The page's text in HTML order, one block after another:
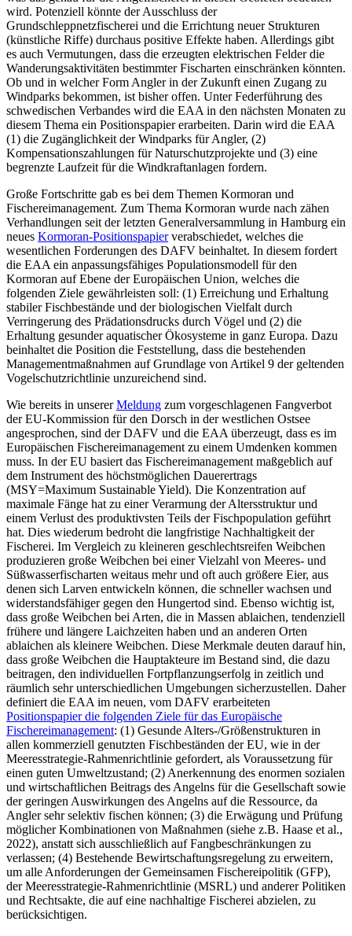
wird. Potenziell könnte der Ausschluss der
Grundschleppnetzfischerei und die Errichtung neuer Strukturen
(künstliche Riffe) durchaus positive Effekte haben. Allerdings gibt
es auch Vermutungen, dass die erzeugten elektrischen Felder die
Wanderungsaktivitäten bestimmter Fischarten einschränken könnten.
Ob und in welcher Form Angler in der Zukunft einen Zugang zu
Windparks bekommen, ist bisher offen. Unter Federführung des
schwedischen Verbandes wird die EAA in den nächsten Monaten zu
diesem Thema ein Positionspapier erarbeiten. Darin wird die EAA
(1) die Zugänglichkeit der Windparks für Angler, (2)
Kompensationszahlungen für Naturschutzprojekte und (3) eine
begrenzte Laufzeit für die Windkraftanlagen fordern.
Große Fortschritte gab es bei dem Themen Kormoran und
Fischereimanagement. Zum Thema Kormoran wurde nach zähen
Verhandlungen seit der letzten Generalversammlung in Hamburg ein
neues Kormoran-Positionspapierverabschiedet, welches die
wesentlichen Forderungen des DAFV beinhaltet. In diesem fordert
die EAA ein anpassungsfähiges Populationsmodell für den
Kormoran auf Ebene der Europäischen Union, welches die
folgenden Ziele gewährleisten soll: (1) Erreichung und Erhaltung
stabiler Fischbestände und der biologischen Vielfalt durch
Verringerung des Prädationsdrucks durch Vögel und (2) die
Erhaltung gesunder aquatischer Ökosysteme in ganz Europa. Dazu
beinhaltet die Position die Feststellung, dass die bestehenden
Managementmaßnahmen auf Grundlage von Artikel 9 der geltenden
Vogelschutzrichtlinie unzureichend sind.
Wie bereits in unsererMeldung zum vorgeschlagenen Fangverbot
der EU-Kommission für den Dorsch in der westlichen Ostsee
angesprochen, sind der DAFV und die EAA überzeugt, dass es im
Europäischen Fischereimanagement zu einem Umdenken kommen
muss. In der EU basiert das Fischereimanagement maßgeblich auf
dem Instrument des höchstmöglichen Dauerertrags
(MSY=Maximum Sustainable Yield). Die Konzentration auf
maximale Fänge hat zu einer Verarmung der Altersstruktur und
einem Verlust des produktivsten Teils der Fischpopulation geführt
hat. Dies wiederum bedroht die langfristige Nachhaltigkeit der
Fischerei. Im Vergleich zu kleineren geschlechtsreifen Weibchen
produzieren große Weibchen bei einer Vielzahl von Meeres- und
Süßwasserfischarten weitaus mehr und oft auch größere Eier, aus
denen sich Larven entwickeln können, die schneller wachsen und
widerstandsfähiger gegen den Hungertod sind. Ebenso wichtig ist,
dass große Weibchen bei Arten, die in Massen ablaichen, tendenziell
frühere und längere Laichzeiten haben und an anderen Orten
ablaichen als kleinere Weibchen. Diese Merkmale deuten darauf hin,
dass große Weibchen die Hauptakteure im Bestand sind, die dazu
beitragen, den individuellen Fortpflanzungserfolg in zeitlich und
räumlich sehr unterschiedlichen Umgebungen sicherzustellen. Daher
definiert die EAA im neuen, vom DAFV erarbeiteten
Positionspapier die folgenden Ziele für das Europäische
Fischereimanagement: (1) Gesunde Alters-/Größenstrukturen in
allen kommerziell genutzten Fischbeständen der EU, wie in der
Meeresstrategie-Rahmenrichtlinie gefordert, als Voraussetzung für
einen guten Umweltzustand; (2) Anerkennung des enormen sozialen
und wirtschaftlichen Beitrags des Angelns für die Gesellschaft sowie
der geringen Auswirkungen des Angelns auf die Ressource, da
Angler sehr selektiv fischen können; (3) die Erwägung und Prüfung
möglicher Kombinationen von Maßnahmen (siehe z.B. Haase et al.,
2022), anstatt sich ausschließlich auf Fangbeschränkungen zu
verlassen; (4) Bestehende Bewirtschaftungsregelung zu erweitern,
um alle Anforderungen der Gemeinsamen Fischereipolitik (GFP),
der Meeresstrategie-Rahmenrichtlinie (MSRL) und anderer Politiken
und Rechtsakte, die auf eine nachhaltige Fischerei abzielen, zu
berücksichtigen.